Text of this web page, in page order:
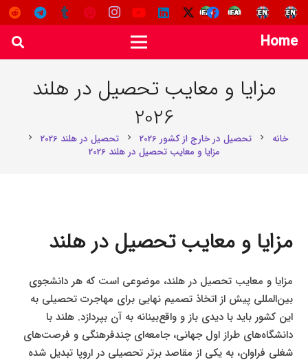
Home
مزایا و معایب تحصیل در هلند
2026
خانه chevron_right تحصیل در خارج از کشور 2026 chevron_right تحصیل در هلند 2026 chevron_right
مزایا و معایب تحصیل در هلند 2026
مزایا و معایب تحصیل در هلند
مزایا و معایب تحصیل در هلند، موضوعی است که هر دانشجوی
بین‌المللی پیش از اتخاذ تصمیم نهایی برای مهاجرت تحصیلی به
این کشور باید با دیدی باز و واقع‌بینانه به آن بپردازد. هلند با
دانشگاه‌های طراز اول جهانی، جامعه‌ای چندفرهنگی و فرصت‌های
شغلی فراوان، به یکی از مقاصد برتر تحصیلی در اروپا تبدیل شده